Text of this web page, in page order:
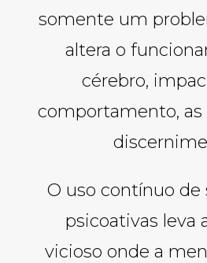
somente um
altera o
cérebro,
comportamento, as
O uso contínuo de
psicoativas leva
vicioso onde a